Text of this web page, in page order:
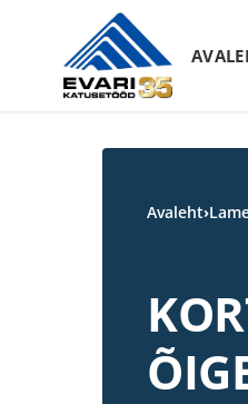
Skip to content
Avaleht›